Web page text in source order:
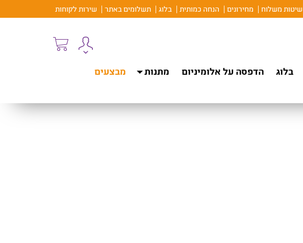
שיטות משלוח מחירונים הנחה כמותית בלוג תשלומים באתר שירות לקוחות
בלוג הדפסה על אלומיניום מתנות
מבצעים